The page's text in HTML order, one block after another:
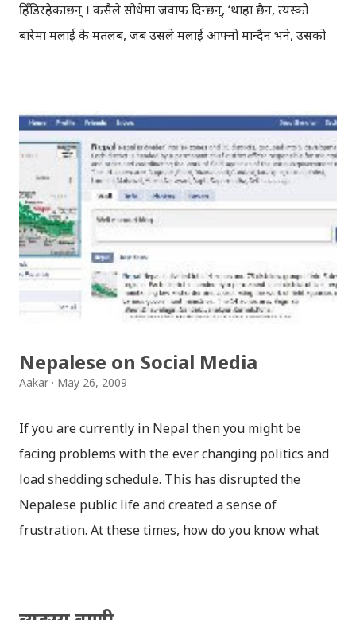
हिँडिरहेकाछन् । कसैले सोधेमा जवाफ दिन्छन्, ‘थाहा छैन, त्यस्को
बारेमा मलाई के मतलब, जब उसले मलाई आफ्नो मान्दैन भने, उसको
। यदि दुवै को कुरा एउटैले सुन्ने हो भने सायद, उनीहरु बिच को दुरी
रहँदैनथियो । एक अर्काको नजरमा नराम्रो बनेर हिँड्दैन थिए होलान् ।
आज पनि भेट भएको थियो तर न उसले बोलायो न उनले बोल्ने इच्छा नै
देखाइन् । दुवै एउटै रेष्टुरेन्टमा पुगेकाछन् तर टेबल बेग्लै छ । अनि दुवै
विपरित दिशा तिर फर्किएकाछन् । उनीहरुलाई हेर्दा लाग्दैन कि, उनीहरु
कुनै समय सँगै थिए । हुन त अफिस जाने बाटो पनि एकै छ, अनि दिनहुँ
देख्छन् तर पनि नदेखेको, नचिनेको नाटक गर्छन् । हुन त उनीहरु बिच
केही भएकै थिएन । सुनाउँदा पनि सबै हाँस्नेछन्, उनीहरु को मनमुटाव
को कारण सुनेर । (फेरी भनुँ भने नि, आफ्नै बेइज्जत हुन्छ, भन्द...
Nepalese on Social Media
Aakar May 26, 2009
If you are currently in Nepal then you might be
facing problems with the ever changing politics and
load shedding schedule. This has disrupted the
Nepalese public life and created a sense of
frustration. At these times, how do you know what
come out on the roads and revolt to the government.